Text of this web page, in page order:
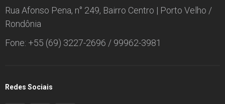
Rua Afonso Pena, n° 249, Bairro Centro | Porto Velho /
Rondônia
Fone: +55 (69) 3227-2696 / 99962-3981
Redes Sociais